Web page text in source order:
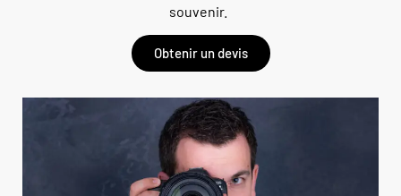
souvenir.
Obtenir un devis